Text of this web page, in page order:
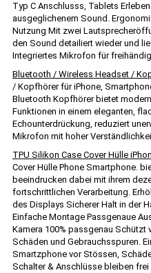
Typ C Anschlusss, Tablets
ausgeglichenem Sound.
Nutzung Mit zwei
den Sound detailiert wieder und
Integriertes Mikrofon für
Bluetooth / Wireless Headset /
/ Kopfhörer für iPhone,
Bluetooth Kopfhörer bietet
Funktionen in einem eleganten,
Echounterdrückung, reduziert
Mikrofon mit hoher
TPU Silikon Case Cover Hülle
Cover Hülle Phone Smartphone.
beeindrucken dabei mit ihrem
fortschrittlichen Verarbeitung.
des Displays Sicherer Halt in der
Einfache Montage Passgenaue
Kamera 100% passgenau Schützt
Schäden und Gebrauchsspuren.
Smartzphone vor Stössen,
Schalter & Anschlüsse bleiben